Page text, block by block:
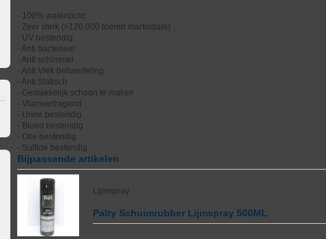
- 100% waterdicht
- Zeer sterk (>120.000 toeren martindale)
- UV bestendig
- Anti bacterieel
- Anti schimmel
- Anti Vlek behandeling
- Anti Statisch
- Gemakkelijk schoon te maken
- Vlamvertragend
- Urine bestendig
- Bloed bestendig
- Olie bestendig
- Sulfide bestendig
Bijpassende artikelen
Lijmspray
Palty Schuimrubber Lijmspray 500ML